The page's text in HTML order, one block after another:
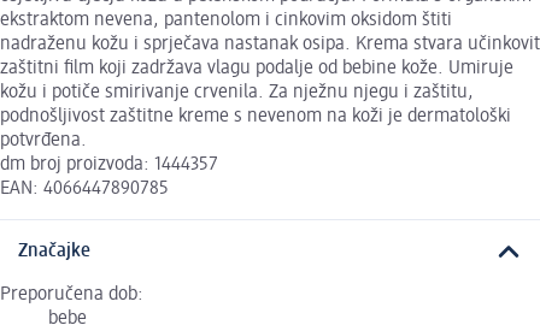
ekstraktom nevena, pantenolom i cinkovim oksidom štiti
nadraženu kožu i sprječava nastanak osipa. Krema stvara učinkovit
zaštitni film koji zadržava vlagu podalje od bebine kože. Umiruje
kožu i potiče smirivanje crvenila. Za nježnu njegu i zaštitu,
podnošljivost zaštitne kreme s nevenom na koži je dermatološki
potvrđena.
dm broj proizvoda: 1444357
EAN: 4066447890785
Značajke
Preporučena dob:
bebe